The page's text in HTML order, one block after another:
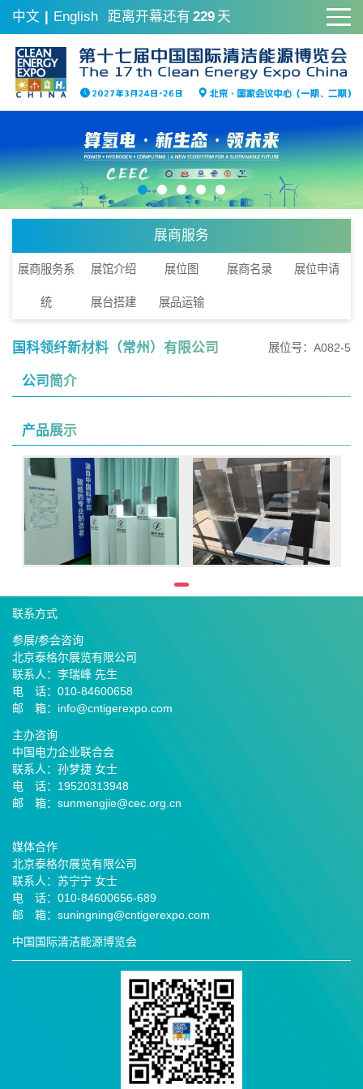
中文 | English 距离开幕还有 229 天
展商服务
展商服务系
统
展馆介绍 展位图 展商名录 展位申请
展台搭建 展品运输
国科领纤新材料（常州）有限公司 展位号：A082-5
公司简介
产品展示
联系方式
参展/参会咨询
北京泰格尔展览有限公司
联系人：李瑞峰 先生
电 话：010-84600658
邮 箱：info@cntigerexpo.com
主办咨询
中国电力企业联合会
联系人：孙梦捷 女士
电 话：19520313948
邮 箱：sunmengjie@cec.org.cn
媒体合作
北京泰格尔展览有限公司
联系人：苏宁宁 女士
电 话：010-84600656-689
邮
箱：suningning@cntigerexpo.com
中国国际清洁能源博览会